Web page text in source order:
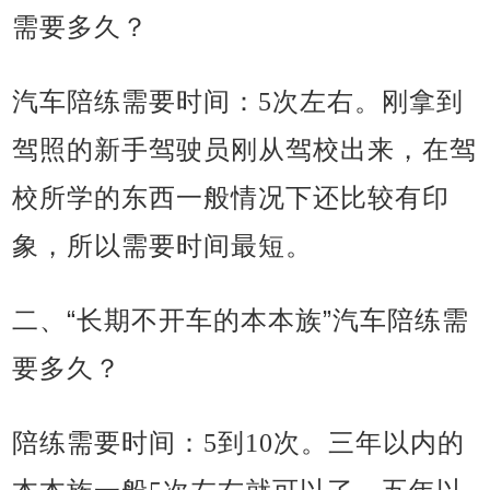
需要多久？
汽车陪练需要时间：5次左右。刚拿到
驾照的新手驾驶员刚从驾校出来，在驾
校所学的东西一般情况下还比较有印
象，所以需要时间最短。
二、“长期不开车的本本族”汽车陪练需
要多久？
陪练需要时间：5到10次。三年以内的